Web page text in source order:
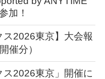
加！
ス2026東京】大会報
催分）
ス2026東京」開催に